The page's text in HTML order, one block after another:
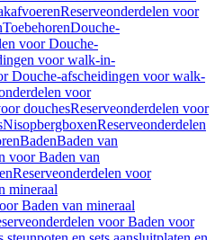
Reserveonderdelen voor
ToebehorenDouche-
voor Douche-
voor walk-in-
Douche-afscheidingen voor walk-
voor
douchesReserveonderdelen voor
NisopbergboxenReserveonderdelen
BadenBaden van
voor Baden van
Reserveonderdelen voor
mineraal
Baden van mineraal
voor Baden voor